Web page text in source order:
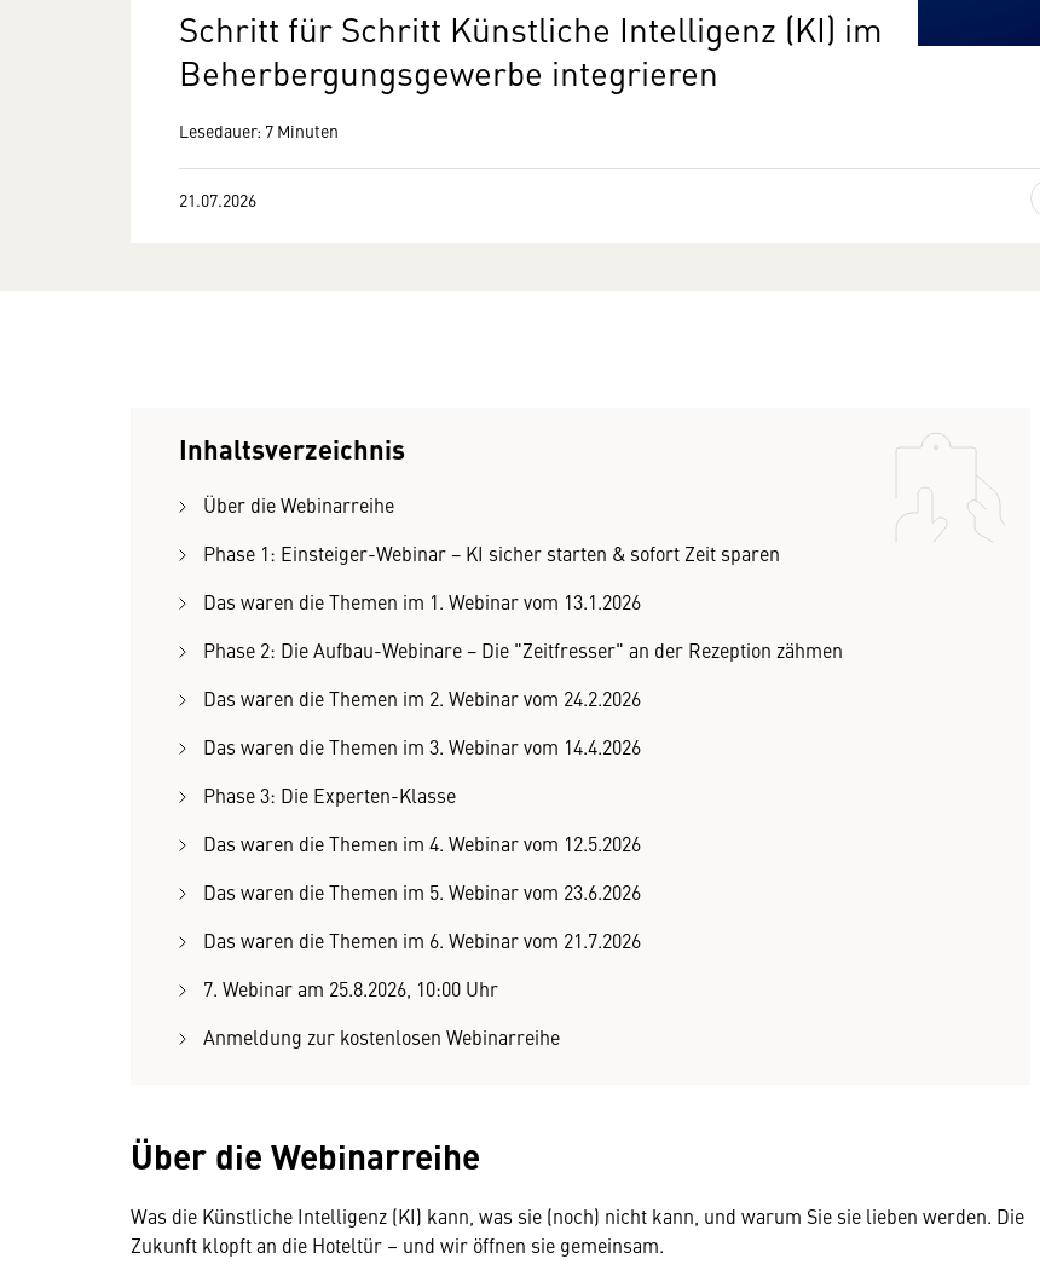
Schritt für Schritt Künstliche Intelligenz (KI) im
Beherbergungsgewerbe integrieren
Lesedauer: 7 Minuten
21.07.2026
Inhaltsverzeichnis
Über die Webinarreihe
Phase 1: Einsteiger-Webinar − KI sicher starten & sofort Zeit sparen
Das waren die Themen im 1. Webinar vom 13.1.2026
Phase 2: Die Aufbau-Webinare − Die "Zeitfresser" an der Rezeption zähmen
Das waren die Themen im 2. Webinar vom 24.2.2026
Das waren die Themen im 3. Webinar vom 14.4.2026
Phase 3: Die Experten-Klasse
Das waren die Themen im 4. Webinar vom 12.5.2026
Das waren die Themen im 5. Webinar vom 23.6.2026
Das waren die Themen im 6. Webinar vom 21.7.2026
7. Webinar am 25.8.2026, 10:00 Uhr
Anmeldung zur kostenlosen Webinarreihe
Über die Webinarreihe
Was die Künstliche Intelligenz (KI) kann, was sie (noch) nicht kann, und warum Sie sie lieben werden. Die
Zukunft klopft an die Hoteltür – und wir öffnen sie gemeinsam.